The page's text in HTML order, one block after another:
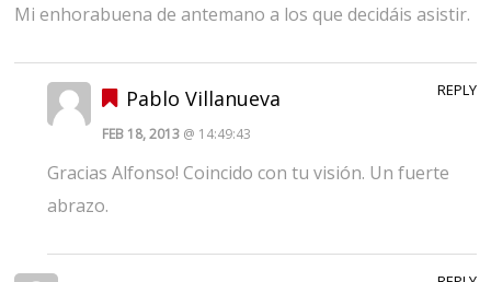
Mi enhorabuena de antemano a los que decidáis asistir.
Pablo Villanueva
FEB 18, 2013 @ 14:49:43
Gracias Alfonso! Coincido con tu visión. Un fuerte
abrazo.
REPLY